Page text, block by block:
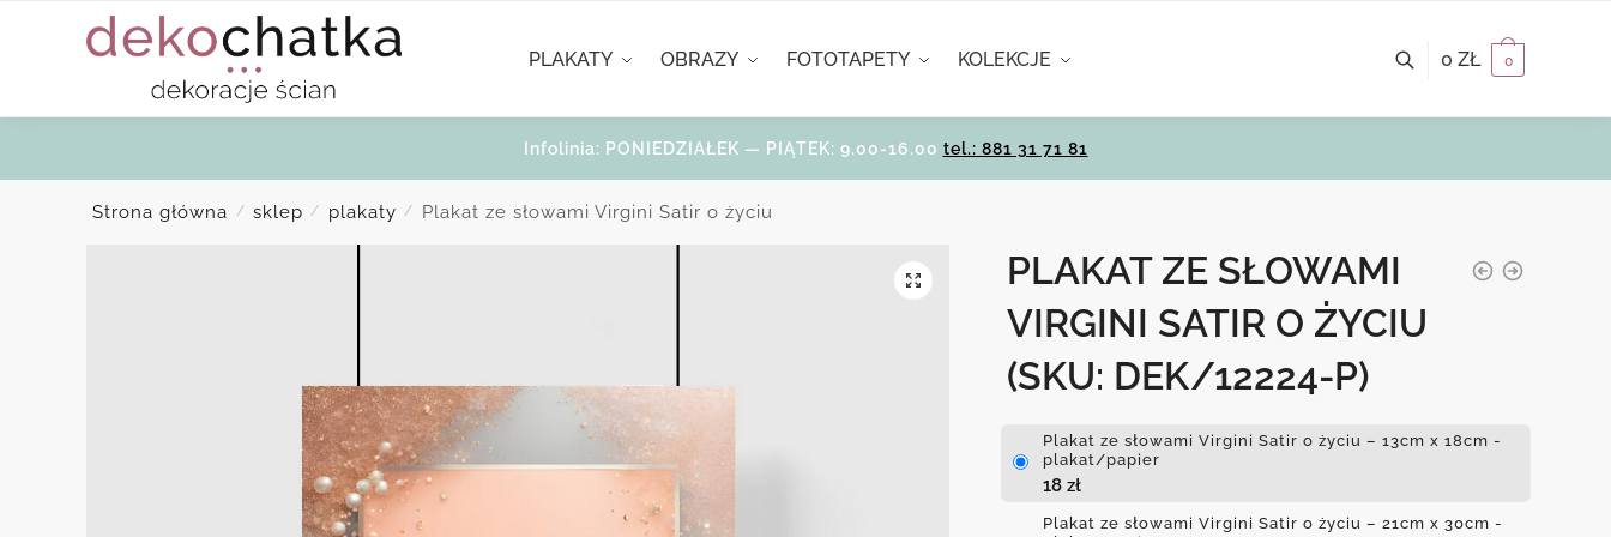
PLAKATY OBRAZY FOTOTAPETY KOLEKCJE 0 ZŁ 0
Infolinia: PONIEDZIAŁEK — PIĄTEK: 9.00-16.00 tel.: 881 31 71 81
Strona główna / sklep / plakaty / Plakat ze słowami Virgini Satir o życiu
PLAKAT ZE SŁOWAMI
VIRGINI SATIR O ŻYCIU
(SKU: DEK/12224-P)
Plakat ze słowami Virgini Satir o życiu – 13cm x 18cm -
plakat/papier
18 zł
Plakat ze słowami Virgini Satir o życiu – 21cm x 30cm -